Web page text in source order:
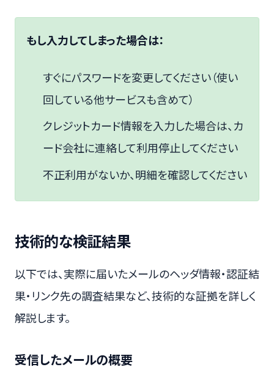
もし入力してしまった場合は：
すぐにパスワードを変更してください（使い
回している他サービスも含めて）
クレジットカード情報を入力した場合は、カ
ード会社に連絡して利用停止してください
不正利用がないか、明細を確認してください
技術的な検証結果
以下では、実際に届いたメールのヘッダ情報・認証結
果・リンク先の調査結果など、技術的な証拠を詳しく
解説します。
受信したメールの概要